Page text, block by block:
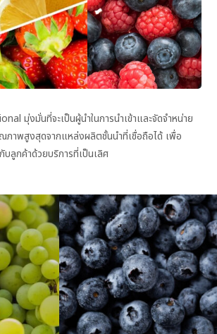
มุ่งมั่นที่จะเป็นผู้นำในการนำเข้าและจัดจำหน่าย
ภาพสูงสุดจากแหล่งผลิตชั้นนำที่เชื่อถือได้ เพื่อ
บลูกค้าด้วยบริการที่เป็นเลิศ